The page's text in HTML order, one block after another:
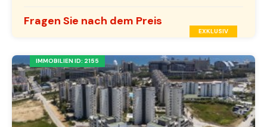
Fragen Sie nach dem Preis
EXKLUSIV
IMMOBILIEN ID: 2155